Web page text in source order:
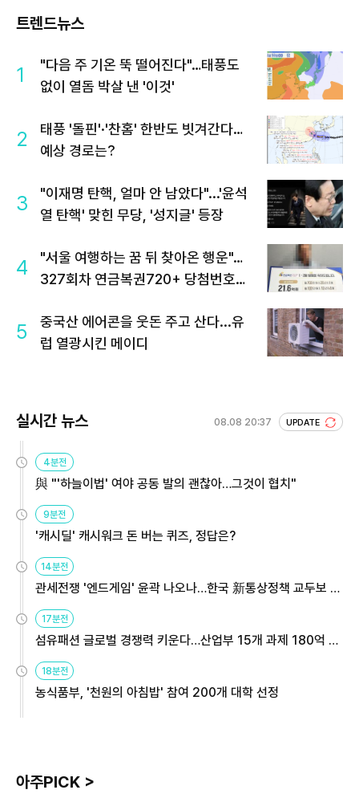
트렌드뉴스
1
"다음 주 기온 뚝 떨어진다"…태풍도
없이 열돔 박살 낸 '이것'
2
태풍 '돌핀'·'찬홈' 한반도 빗겨간다…
예상 경로는?
3
"이재명 탄핵, 얼마 안 남았다"...'윤석
열 탄핵' 맞힌 무당, '성지글' 등장
4
"서울 여행하는 꿈 뒤 찾아온 행운"…
327회차 연금복권720+ 당첨번호조
5
중국산 에어콘을 웃돈 주고 산다...유
럽 열광시킨 메이디
실시간 뉴스 08.08 20:37 UPDATE
4분전
與 "'하늘이법' 여야 공동 발의 괜찮아…그것이 협치"
9분전
'캐시딜' 캐시워크 돈 버는 퀴즈, 정답은?
14분전
관세전쟁 '엔드게임' 윤곽 나오나…한국 新통상정책 교두보 활
17분전
섬유패션 글로벌 경쟁력 키운다…산업부 15개 과제 180억 지
18분전
농식품부, '천원의 아침밥' 참여 200개 대학 선정
아주PICK >